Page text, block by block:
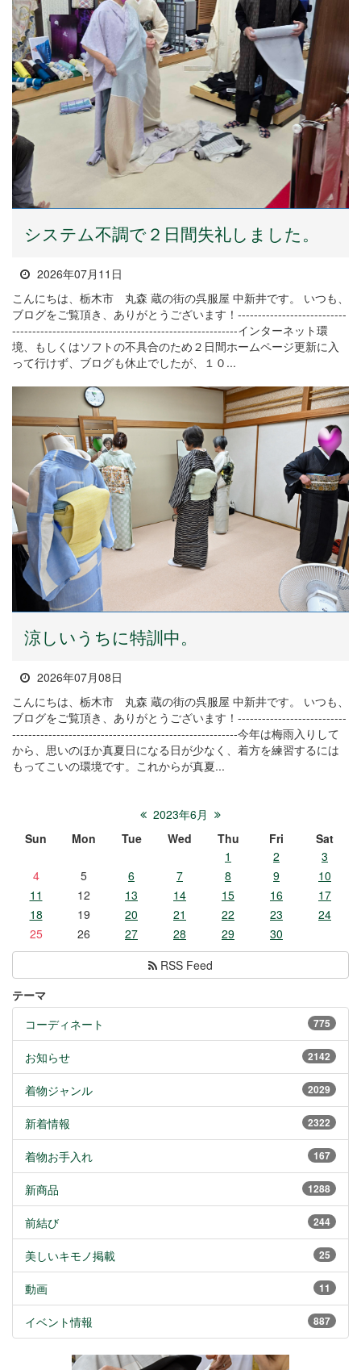
システム不調で２日間失礼しました。
2026年07月11日
こんにちは、栃木市 丸森 蔵の街の呉服屋 中新井です。 いつも、
ブログをご覧頂き、ありがとうございます！---------------------------
--------------------------------------------------------インターネット環
境、もしくはソフトの不具合のため２日間ホームページ更新に入
って行けず、ブログも休止でしたが、１０...
涼しいうちに特訓中。
2026年07月08日
こんにちは、栃木市 丸森 蔵の街の呉服屋 中新井です。 いつも、
ブログをご覧頂き、ありがとうございます！---------------------------
--------------------------------------------------------今年は梅雨入りして
から、思いのほか真夏日になる日が少なく、着方を練習するには
もってこいの環境です。これからが真夏...
2023年6月
Sun
Mon Tue Wed Thu Fri
Sat
1
2
3
4
5 6 7 8 9
10
11
12 13 14 15 16
17
18
19 20 21 22 23
24
25
26 27 28 29
30
RSS Feed
テーマ
775
コーディネート
2142
お知らせ
2029
着物ジャンル
2322
新着情報
167
着物お手入れ
1288
新商品
244
前結び
25
美しいキモノ掲載
11
動画
887
イベント情報